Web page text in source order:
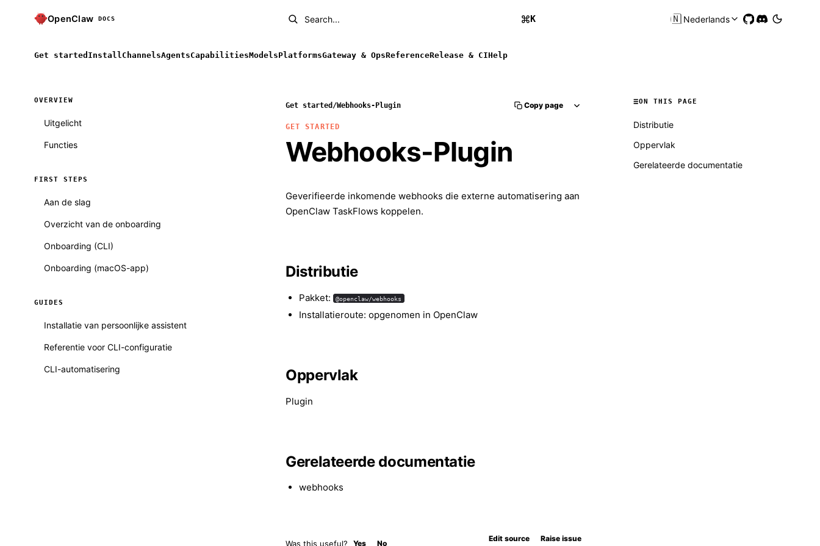
OpenClaw DOCS Search... K 🇳🇱Nederlands
Get started Install ChannelsAgentsCapabilitiesModelsPlatformsGateway & OpsReferenceRelease & CIHelp
OVERVIEW
Uitgelicht
Functies
FIRST STEPS
Aan de slag
Overzicht van de onboarding
Onboarding (CLI)
Onboarding (macOS-app)
GUIDES
Installatie van persoonlijke assistent
Referentie voor CLI-configuratie
CLI-automatisering
Get started /Webhooks-Plugin Copy page
GET STARTED
Webhooks-Plugin
Geverifieerde inkomende webhooks die externe automatisering aan
OpenClaw TaskFlows koppelen.
Distributie
Pakket: @openclaw/webhooks
Installatieroute: opgenomen in OpenClaw
Oppervlak
Plugin
Gerelateerde documentatie
webhooks
Was this useful? Yes No
Edit source Raise issue
ON THIS PAGE
Distributie
Oppervlak
Gerelateerde documentatie